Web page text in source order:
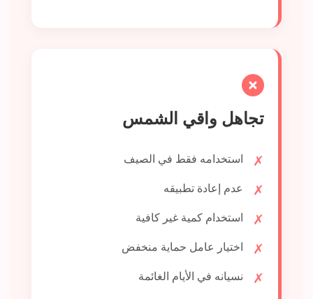
تجاهل واقي الشمس
استخدامه فقط في الصيف
عدم إعادة تطبيقه
استخدام كمية غير كافية
اختيار عامل حماية منخفض
نسيانه في الأيام الغائمة